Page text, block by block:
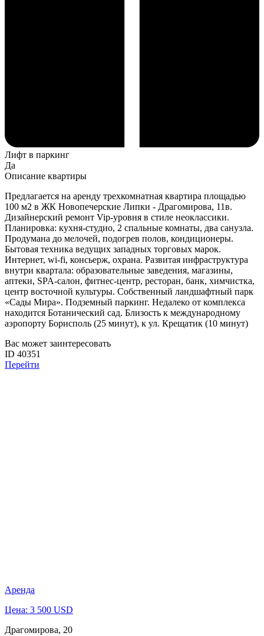
Лифт в паркинг
Да
Описание квартиры
Предлагается на аренду трехкомнатная квартира площадью
100 м2 в ЖК Новопечерские Липки - Драгомирова, 11в.
Дизайнерский ремонт Vip-уровня в стиле неоклассики.
Планировка: кухня-студио, 2 спальные комнаты, два санузла.
Продумана до мелочей, подогрев полов, кондиционеры.
Бытовая техника ведущих западных торговых марок.
Интернет, wi-fi, консьерж, охрана. Развитая инфраструктура
внутри квартала: образовательные заведения, магазины,
аптеки, SPA-салон, фитнес-центр, ресторан, банк, химчистка,
центр восточной культуры. Собственный ландшафтный парк
«Сады Мира». Подземный паркинг. Недалеко от комплекса
находится Ботанический сад. Близость к международному
аэропорту Борисполь (25 минут), к ул. Крещатик (10 минут)
Вас может заинтересовать
ID 40351
Перейти
Аренда
Цена: 3 500 USD
Драгомирова, 20